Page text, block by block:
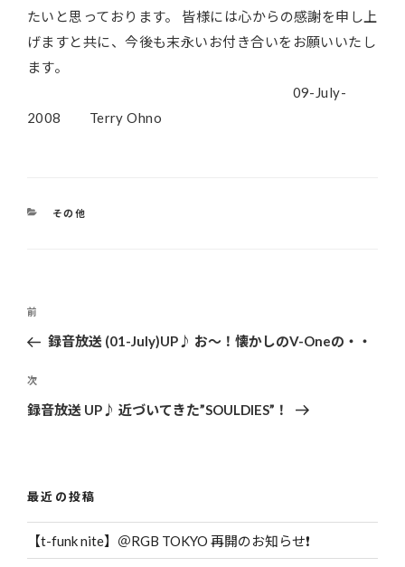
たいと思っております。 皆様には心からの感謝を申し上
げますと共に、今後も末永いお付き合いをお願いいたし
ます。
09-July-
2008 Terry Ohno
カ
その他
投
ナ
ビ
ゲ
ン
過
去
投
稿
前
録音放送 (01-July)UP♪ お～！懐かしのV-Oneの・・
次
の
次
録音放送 UP♪ 近づいてきた”SOULDIES”！
最近の投稿
【t-funk nite】＠RGB TOKYO 再開のお知らせ❗️